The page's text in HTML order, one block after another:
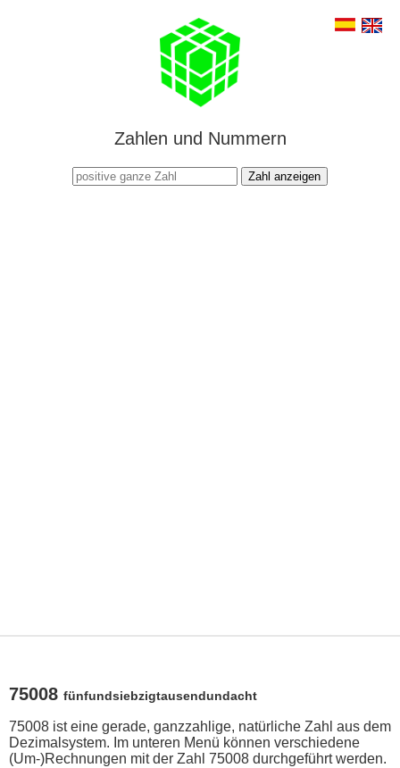
Zahlen und Nummern
Zahl anzeigen
75008 fünfundsiebzigtausendundacht
75008 ist eine gerade, ganzzahlige, natürliche Zahl aus dem
Dezimalsystem. Im unteren Menü können verschiedene
(Um-)Rechnungen mit der Zahl 75008 durchgeführt werden.